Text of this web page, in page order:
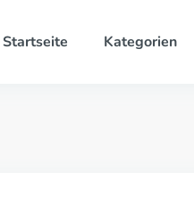
Startseite Kategorien